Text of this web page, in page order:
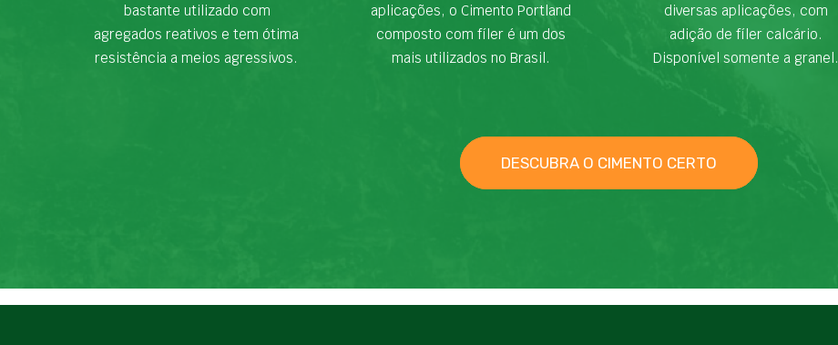
bastante utilizado com
agregados reativos e tem ótima
resistência a meios agressivos.
aplicações, o Cimento Portland
composto com fíler é um dos
mais utilizados no Brasil.
diversas aplicações, com
adição de fíler calcário.
Disponível somente a granel.
DESCUBRA O CIMENTO CERTO